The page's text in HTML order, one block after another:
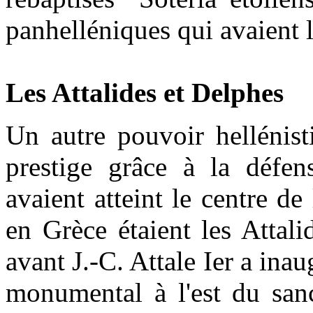
panhelléniques qui avaient
Les Attalides et Delphes
Un autre pouvoir
prestige grâce à la
avaient atteint le centre
en Grèce étaient les
avant J.-C. Attale Ier a
monumental à l'est du